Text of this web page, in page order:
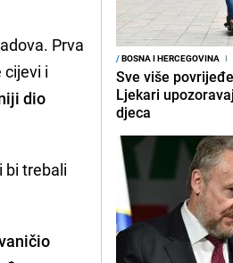
Prva
i
dio
bi trebali
/BOSNA I HERCEGOVINA I
Sve više
Ljekari
djeca